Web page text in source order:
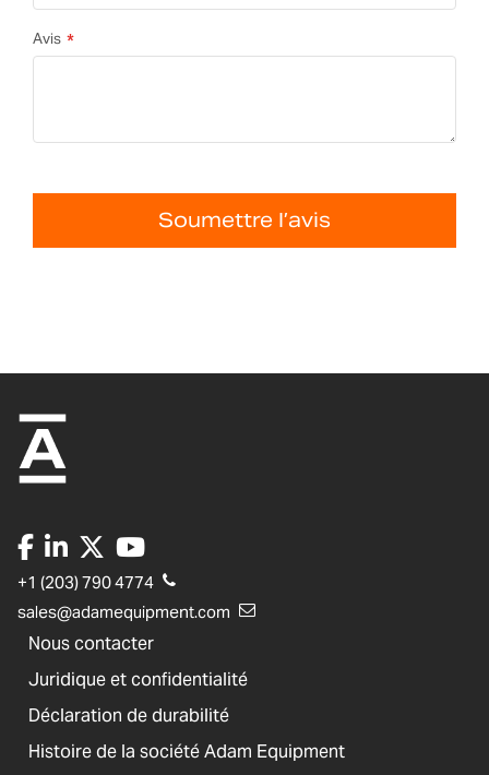
Avis
Soumettre l’avis
+1 (203) 790 4774
sales@adamequipment.com
Nous contacter
Juridique et confidentialité
Déclaration de durabilité
Histoire de la société Adam Equipment